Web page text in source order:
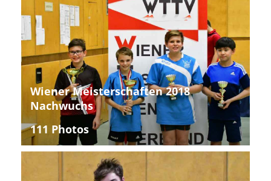
Wiener Meisterschaften 2018
Nachwuchs
111 Photos